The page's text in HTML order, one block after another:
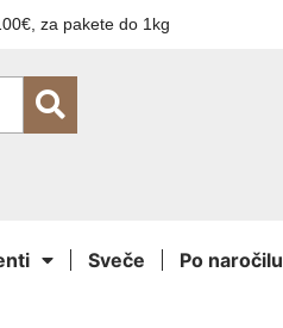
za pakete do 1kg
Sveče Po naročilu